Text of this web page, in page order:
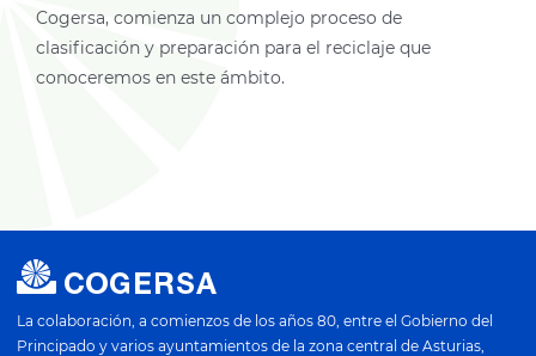
Cogersa, comienza un complejo proceso de
clasificación y preparación para el reciclaje que
conoceremos en este ámbito.
La colaboración, a comienzos de los años 80, entre el Gobierno del
Principado y varios ayuntamientos de la zona central de Asturias,